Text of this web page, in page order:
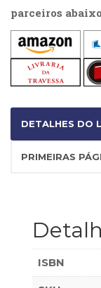
Ensaios
Obras
de
referência
(48)
Psicodrama
(799)
Publicidade,
e
parceiros
DETALHES DO
PRIMEIRAS
ISBN